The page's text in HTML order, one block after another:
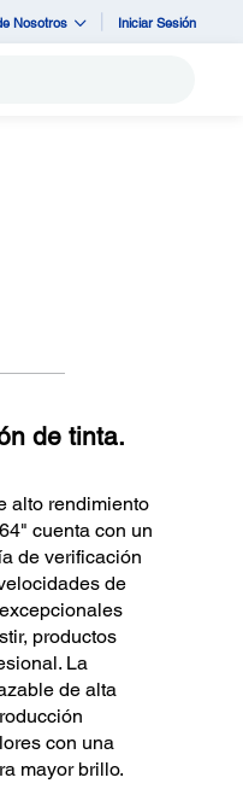
Nosotros Iniciar Sesión
de tinta.
alto rendimiento
cuenta con un
de verificación
de
productos
La
de alta
con una
mayor brillo.